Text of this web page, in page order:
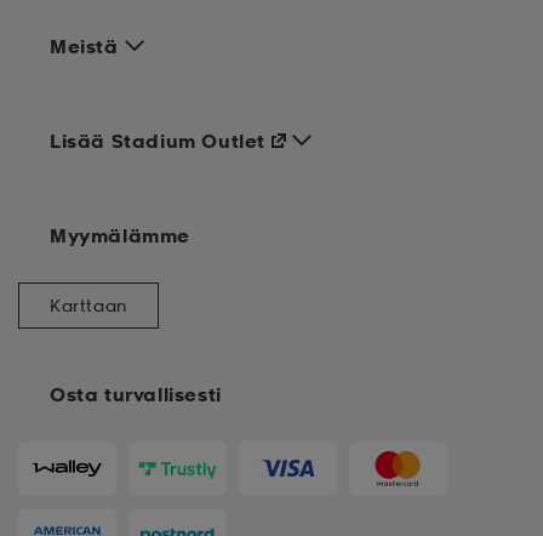
Meistä
Osta turvallisesti
Lisää Stadium Outlet
Myymälämme
Karttaan